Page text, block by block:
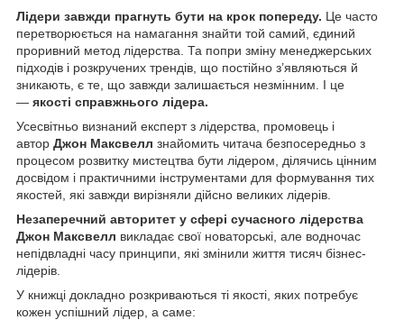
Лідери завжди прагнуть бути на крок попереду. Це часто
перетворюється на намагання знайти той самий, єдиний
проривний метод лідерства. Та попри зміну менеджерських
підходів і розкручених трендів, що постійно з’являються й
зникають, є те, що завжди залишається незмінним. І це
— якості справжнього лідера.
Усесвітньо визнаний експерт з лідерства, промовець і
автор Джон Максвелл знайомить читача безпосередньо з
процесом розвитку мистецтва бути лідером, ділячись цінним
досвідом і практичними інструментами для формування тих
якостей, які завжди вирізняли дійсно великих лідерів.
Незаперечний авторитет у сфері сучасного лідерства
Джон Максвелл викладає свої новаторські, але водночас
непідвладні часу принципи, які змінили життя тисяч бізнес-
лідерів.
У книжці докладно розкриваються ті якості, яких потребує
кожен успішний лідер, а саме: